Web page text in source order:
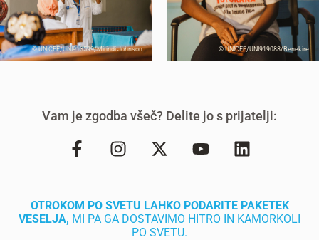
© UNICEF/UNI913599/Mirindi Johnson © UNICEF/UNI919088/Benekire
Vam je zgodba všeč? Delite jo s prijatelji:
OTROKOM PO SVETU LAHKO PODARITE PAKETEK
VESELJA, MI PA GA DOSTAVIMO HITRO IN KAMORKOLI
PO SVETU.